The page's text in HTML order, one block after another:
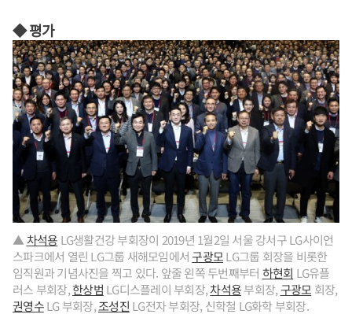
◆ 평가
▲차석용 LG생활건강 부회장이 2019년 1월2일 서울 강서구 LG사이언
스파크에서 열린 LG그룹 새해모임에서구광모LG그룹 회장을 비롯한
임직원과 기념사진을 찍고 있다. 앞줄 왼쪽 두번째부터 하현회 LG유플
러스 부회장,한상범 LG디스플레이 부회장,차석용부회장,구광모 회장,
권영수LG 부회장,조성진 LG전자 부회장, 신학철 LG화학 부회장.